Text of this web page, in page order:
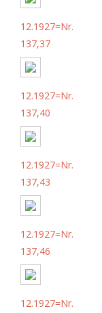
12.1927=Nr.
137,37
12.1927=Nr.
137,40
12.1927=Nr.
137,43
12.1927=Nr.
137,46
12.1927=Nr.